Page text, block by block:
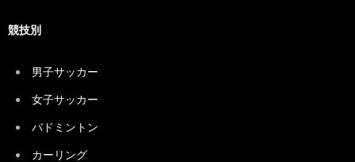
競技別
男子サッカー
女子サッカー
バドミントン
カーリング